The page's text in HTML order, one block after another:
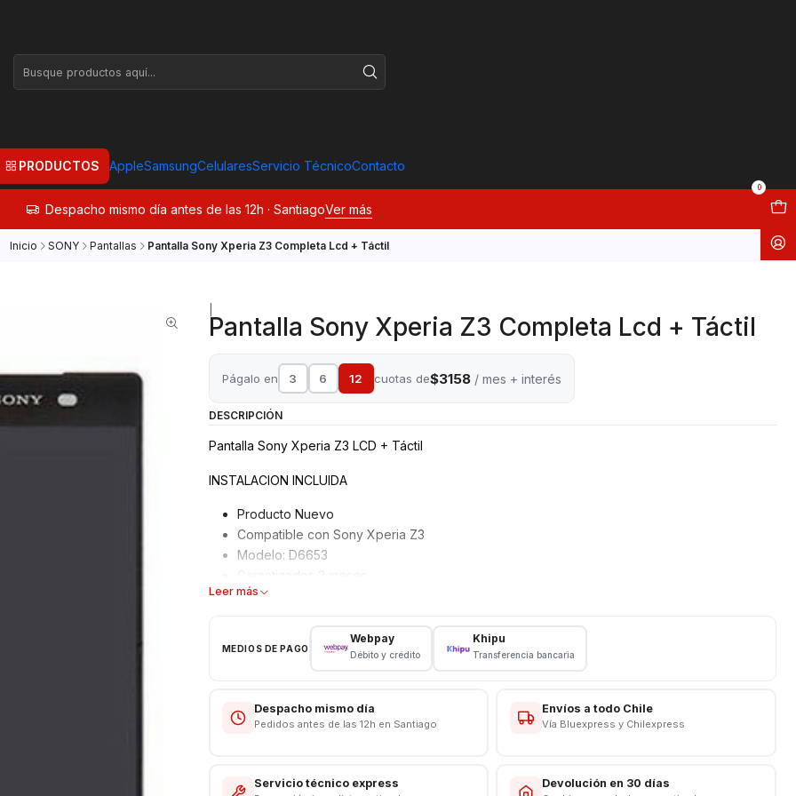
PRODUCTOS AppleSamsungCelularesServicio TécnicoContacto
0
Despacho mismo día antes de las 12h · SantiagoVer más
Inicio SONY Pantallas Pantalla Sony Xperia Z3 Completa Lcd + Táctil
Pantalla Sony Xperia Z3 Completa Lcd + Táctil
Págalo en 3 6 12 cuotas de$3158/ mes + interés
DESCRIPCIÓN
Pantalla Sony Xperia Z3 LCD + Táctil
INSTALACION INCLUIDA
Producto Nuevo
Compatible con Sony Xperia Z3
Modelo: D6653
Garantizados 3 meses
Pantalla Sony
Color: Negro
Leer más
MEDIOS DE PAGO
Webpay
Débito y crédito
Khipu
Transferencia bancaria
Despacho mismo día
Pedidos antes de las 12h en Santiago
Envíos a todo Chile
Vía Bluexpress y Chilexpress
Servicio técnico express Devolución en 30 días